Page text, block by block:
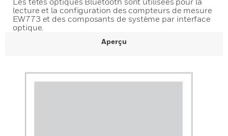
lecture et la configuration des compteurs de mesure
EW773 et des composants de système par interface
optique.
Aperçu